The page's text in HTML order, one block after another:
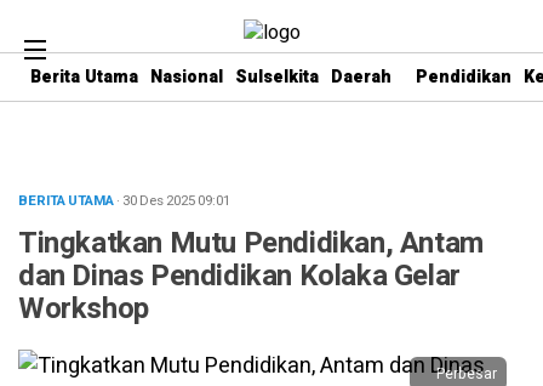
Berita Utama Nasional Sulselkita Daerah Pendidikan
BERITA UTAMA· 30 Des 202509:01
Tingkatkan Mutu Pendidikan, Antam
dan Dinas Pendidikan Kolaka Gelar
Workshop
Perbesar